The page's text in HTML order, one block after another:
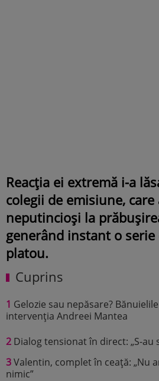
Reacția ei extremă i-a
colegii de emisiune,
neputincioși la
generând instant o
platou.
Cuprins
1 Gelozie sau nepăsare?
intervenția Andreei Mantea
2 Dialog tensionat în direct: „S-au
3Valentin, complet în ceață: „Nu
nimic”